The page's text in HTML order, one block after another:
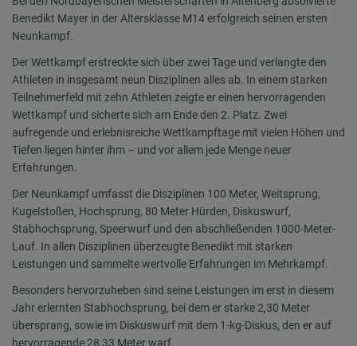
Benedikt Mayer in der Altersklasse M14 erfolgreich seinen ersten
Neunkampf.
Der Wettkampf erstreckte sich über zwei Tage und verlangte den
Athleten in insgesamt neun Disziplinen alles ab. In einem starken
Teilnehmerfeld mit zehn Athleten zeigte er einen hervorragenden
Wettkampf und sicherte sich am Ende den 2. Platz. Zwei
aufregende und erlebnisreiche Wettkampftage mit vielen Höhen und
Tiefen liegen hinter ihm – und vor allem jede Menge neuer
Erfahrungen.
Der Neunkampf umfasst die Disziplinen 100 Meter, Weitsprung,
Kugelstoßen, Hochsprung, 80 Meter Hürden, Diskuswurf,
Stabhochsprung, Speerwurf und den abschließenden 1000-Meter-
Lauf. In allen Disziplinen überzeugte Benedikt mit starken
Leistungen und sammelte wertvolle Erfahrungen im Mehrkampf.
Besonders hervorzuheben sind seine Leistungen im erst in diesem
Jahr erlernten Stabhochsprung, bei dem er starke 2,30 Meter
übersprang, sowie im Diskuswurf mit dem 1-kg-Diskus, den er auf
hervorragende 28,33 Meter warf.